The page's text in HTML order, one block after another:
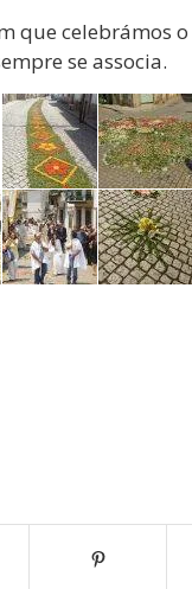
que celebrámos
se associa.